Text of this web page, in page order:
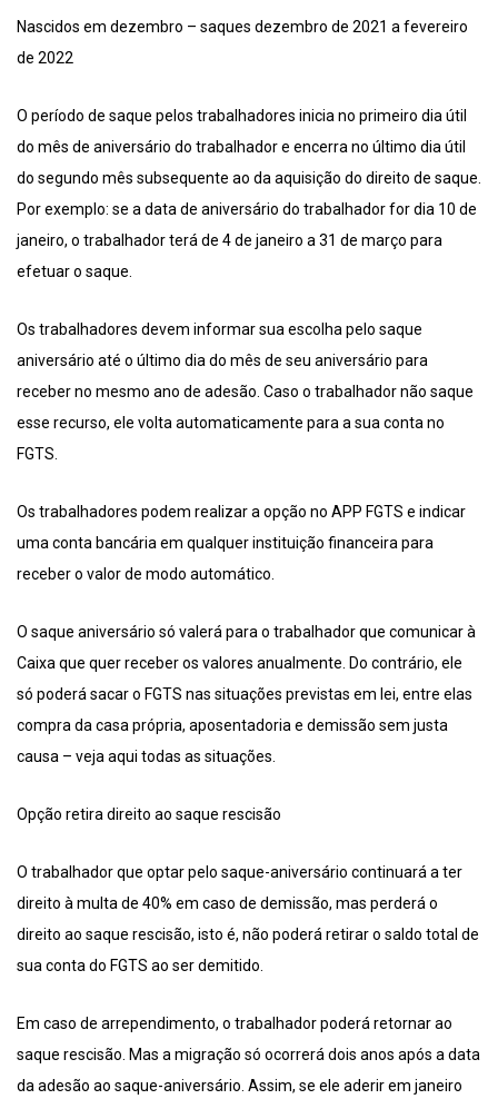
Nascidos em dezembro – saques dezembro de 2021 a fevereiro
de 2022
O período de saque pelos trabalhadores inicia no primeiro dia útil
do mês de aniversário do trabalhador e encerra no último dia útil
do segundo mês subsequente ao da aquisição do direito de saque.
Por exemplo: se a data de aniversário do trabalhador for dia 10 de
janeiro, o trabalhador terá de 4 de janeiro a 31 de março para
efetuar o saque.
Os trabalhadores devem informar sua escolha pelo saque
aniversário até o último dia do mês de seu aniversário para
receber no mesmo ano de adesão. Caso o trabalhador não saque
esse recurso, ele volta automaticamente para a sua conta no
FGTS.
Os trabalhadores podem realizar a opção no APP FGTS e indicar
uma conta bancária em qualquer instituição financeira para
receber o valor de modo automático.
O saque aniversário só valerá para o trabalhador que comunicar à
Caixa que quer receber os valores anualmente. Do contrário, ele
só poderá sacar o FGTS nas situações previstas em lei, entre elas
compra da casa própria, aposentadoria e demissão sem justa
causa – veja aqui todas as situações.
Opção retira direito ao saque rescisão
O trabalhador que optar pelo saque-aniversário continuará a ter
direito à multa de 40% em caso de demissão, mas perderá o
direito ao saque rescisão, isto é, não poderá retirar o saldo total de
sua conta do FGTS ao ser demitido.
Em caso de arrependimento, o trabalhador poderá retornar ao
saque rescisão. Mas a migração só ocorrerá dois anos após a data
da adesão ao saque-aniversário. Assim, se ele aderir em janeiro